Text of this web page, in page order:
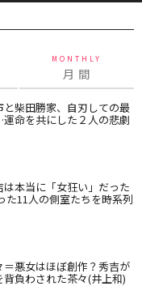
MONTHLY
月 間
と柴田勝家、自刃しての最
命を共にした２人の悲劇
は本当に「女狂い」だった
た11人の側室たちを時系列
＝悪女はほぼ創作？秀吉が
負わされた茶々(井上和)